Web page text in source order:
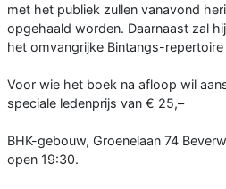
met het publiek zullen vanavond
opgehaald worden. Daarnaast zal
het omvangrijke Bintangs-
Voor wie het boek na afloop wil
speciale ledenprijs van € 25,–
BHK-gebouw, Groenelaan 74
open 19:30.